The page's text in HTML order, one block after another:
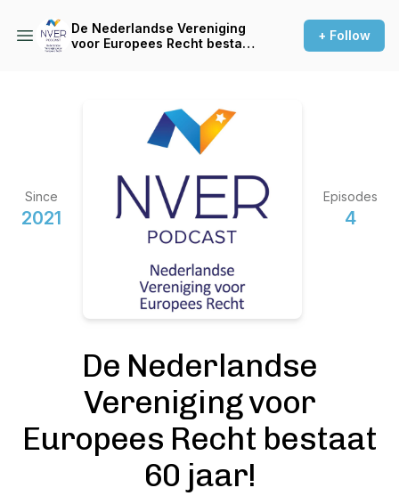
De Nederlandse Vereniging
voor Europees Recht bestaat
+ Follow
Since
2021
Episodes
4
De Nederlandse
Vereniging voor
Europees Recht bestaat
60 jaar!